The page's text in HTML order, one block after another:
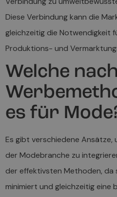
Diese Verbindung kann die
gleichzeitig die Notwendigkeit
Produktions- und
Welche
es für
Es gibt verschiedene Ansätze,
der Modebranche zu
der effektivsten Methoden, da
minimiert und gleichzeitig eine